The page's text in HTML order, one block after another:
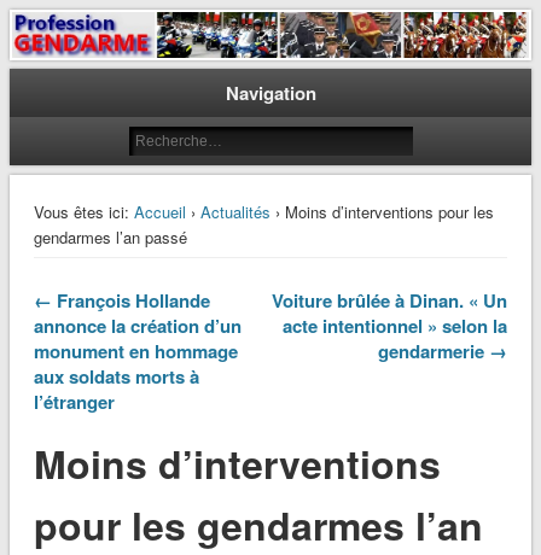
Profession Gendarme
Le journal des gendarmes
Navigation
Vous êtes ici: Accueil › Actualités › Moins d’interventions pour les
gendarmes l’an passé
← François Hollande
annonce la création d’un
monument en hommage
aux soldats morts à
l’étranger
Voiture brûlée à Dinan. « Un
acte intentionnel » selon la
gendarmerie →
Moins d’interventions
pour les gendarmes l’an